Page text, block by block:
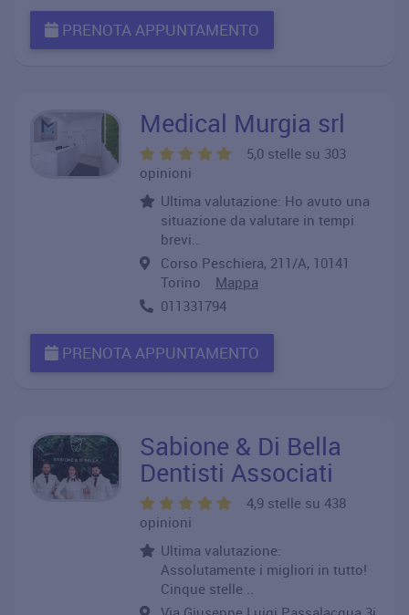
PRENOTA APPUNTAMENTO
Medical Murgia srl
5,0 stelle su 303
opinioni
Ultima valutazione: Ho avuto una
situazione da valutare in tempi
brevi..
Corso Peschiera, 211/A, 10141
Torino Mappa
011331794
PRENOTA APPUNTAMENTO
Sabione & Di Bella
Dentisti Associati
4,9 stelle su 438
opinioni
Ultima valutazione:
Assolutamente i migliori in tutto!
Cinque stelle ..